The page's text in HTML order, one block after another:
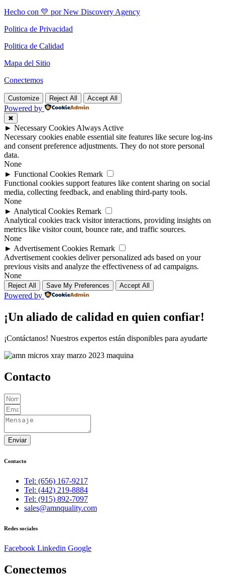
Hecho con 💛 por New Discovery Agency
Politica de Privacidad
Politica de Calidad
Mapa del Sitio
Conectemos
Customize Reject All Accept All
Powered by
✖
► Necessary Cookies Always Active
Necessary cookies enable essential site features like secure log-ins
and consent preference adjustments. They do not store personal
data.
None
► Functional Cookies Remark
Functional cookies support features like content sharing on social
media, collecting feedback, and enabling third-party tools.
None
► Analytical Cookies Remark
Analytical cookies track visitor interactions, providing insights on
metrics like visitor count, bounce rate, and traffic sources.
None
► Advertisement Cookies Remark
Advertisement cookies deliver personalized ads based on your
previous visits and analyze the effectiveness of ad campaigns.
None
Reject All Save My Preferences Accept All
Powered by
¡Un aliado de calidad en quien confiar!
¡Contáctanos! Nuestros expertos están disponibles para ayudarte
Contacto
Enviar
Contacto
Tel: (656) 167-9217
Tel: (442) 219-8884
Tel: (915) 892-7097
sales@amnquality.com
Redes sociales
Facebook Linkedin Google
Conectemos